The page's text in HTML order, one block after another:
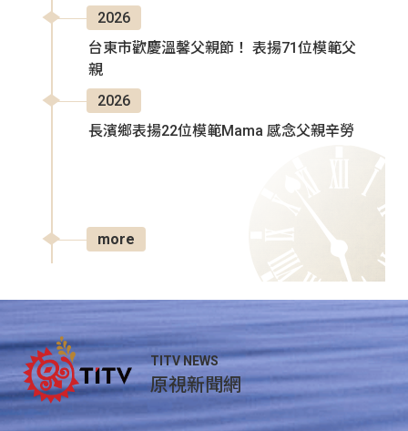
2026
台東市歡慶溫馨父親節！ 表揚71位模範父
親
2026
長濱鄉表揚22位模範Mama 感念父親辛勞
more
TITV NEWS
原視新聞網